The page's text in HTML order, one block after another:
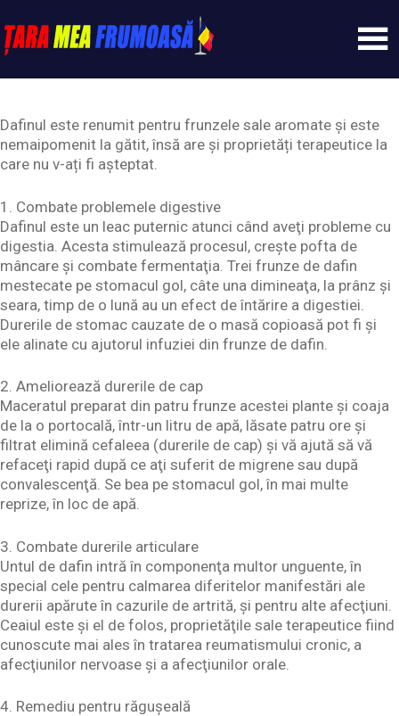
to
content
Tarameafrumoasa
Dafinul este renumit pentru frunzele sale aromate și este
nemaipomenit la gătit, însă are și proprietăți terapeutice la
care nu v-ați fi așteptat.
1. Combate problemele digestive
Dafinul este un leac puternic atunci când aveţi probleme cu
digestia. Acesta stimulează procesul, creşte pofta de
mâncare şi combate fermentaţia. Trei frunze de dafin
mestecate pe stomacul gol, câte una dimineaţa, la prânz şi
seara, timp de o lună au un efect de întărire a digestiei.
Durerile de stomac cauzate de o masă copioasă pot fi şi
ele alinate cu ajutorul infuziei din frunze de dafin.
2. Ameliorează durerile de cap
Maceratul preparat din patru frunze acestei plante şi coaja
de la o portocală, într-un litru de apă, lăsate patru ore şi
filtrat elimină cefaleea (durerile de cap) şi vă ajută să vă
refaceţi rapid după ce aţi suferit de migrene sau după
convalescenţă. Se bea pe stomacul gol, în mai multe
reprize, în loc de apă.
3. Combate durerile articulare
Untul de dafin intră în componenţa multor unguente, în
special cele pentru calmarea diferitelor manifestări ale
durerii apărute în cazurile de artrită, şi pentru alte afecţiuni.
Ceaiul este şi el de folos, proprietăţile sale terapeutice fiind
cunoscute mai ales în tratarea reumatismului cronic, a
afecţiunilor nervoase şi a afecţiunilor orale.
4. Remediu pentru răgușeală